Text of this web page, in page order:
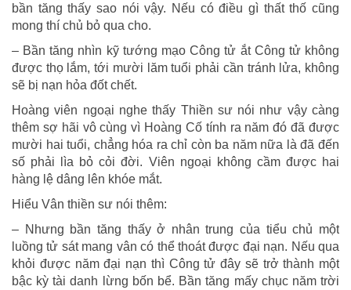
bần tăng thấy sao nói vậy. Nếu có điều gì thất thố cũng
mong thí chủ bỏ qua cho.
– Bần tăng nhìn kỹ tướng mạo Công tử ắt Công tử không
được thọ lắm, tới mười lăm tuổi phải cần tránh lửa, không
sẽ bị nạn hỏa đốt chết.
Hoàng viên ngoại nghe thấy Thiền sư nói như vậy càng
thêm sợ hãi vô cùng vì Hoàng Cố tính ra năm đó đã được
mười hai tuổi, chẳng hóa ra chỉ còn ba năm nữa là đã đến
số phải lìa bỏ cỏi đời. Viên ngoại không cầm được hai
hàng lệ dâng lên khóe mắt.
Hiểu Vân thiền sư nói thêm:
– Nhưng bần tăng thấy ở nhân trung của tiểu chủ một
luồng tử sát mang vân có thể thoát được đại nạn. Nếu qua
khỏi được năm đại nạn thì Công tử đây sẽ trở thành một
bậc kỳ tài danh lừng bốn bể. Bần tăng mấy chục năm trời